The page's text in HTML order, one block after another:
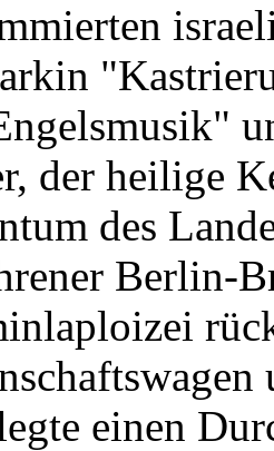
der heilige
des
Berlin-
einen